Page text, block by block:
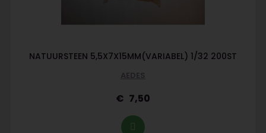
NATUURSTEEN 5,5X7X15MM(VARIABEL) 1/32 200ST
AEDES
7,50